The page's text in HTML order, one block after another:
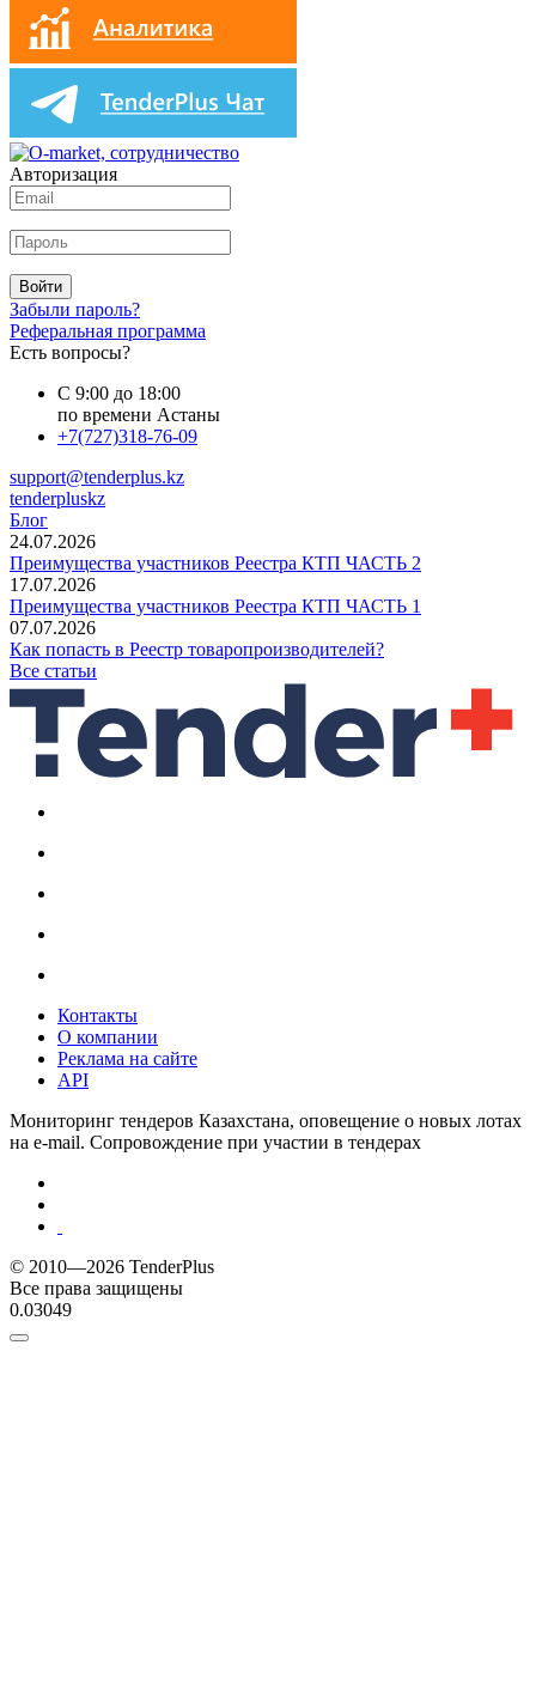
Авторизация
Войти
Забыли пароль?
Реферальная программа
Есть вопросы?
С 9:00 до 18:00
по времени Астаны
+7(727)318-76-09
support@tenderplus.kz
tenderpluskz
Блог
24.07.2026
Преимущества участников Реестра КТП ЧАСТЬ 2
17.07.2026
Преимущества участников Реестра КТП ЧАСТЬ 1
07.07.2026
Как попасть в Реестр товаропроизводителей?
Все статьи
Контакты
О компании
Реклама на сайте
API
Мониторинг тендеров Казахстана, оповещение о новых лотах
на e-mail. Сопровождение при участии в тендерах
© 2010—2026 TenderPlus
Все права защищены
0.03049